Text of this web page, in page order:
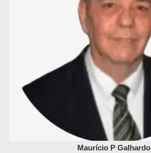
Maurício P Galhardo